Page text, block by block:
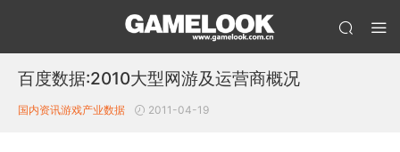
百度数据:2010大型网游及运营商概况
国内资讯游戏产业数据 2011-04-19